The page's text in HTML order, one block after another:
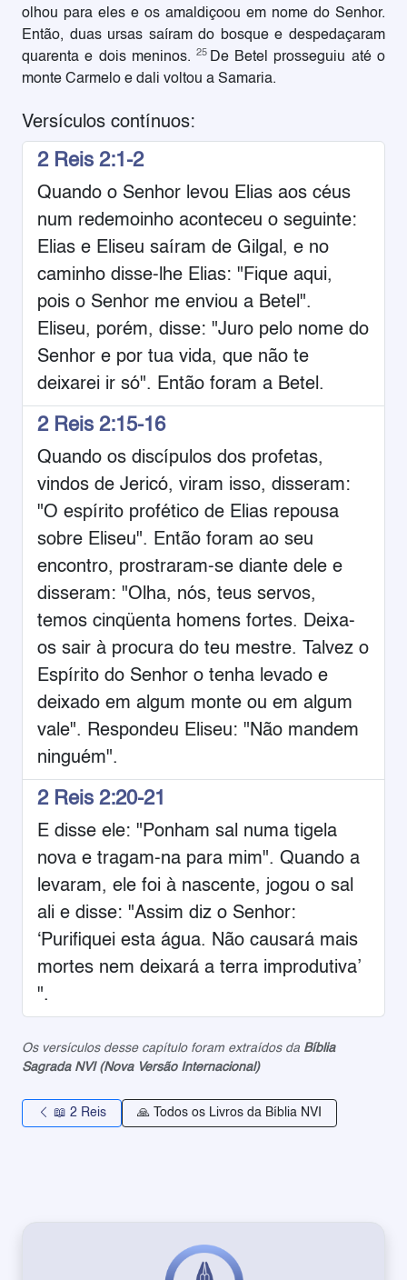
olhou para eles e os amaldiçoou em nome do Senhor.
Então, duas ursas saíram do bosque e despedaçaram
quarenta e dois meninos.25 De Betel prosseguiu até o
monte Carmelo e dali voltou a Samaria.
Versículos contínuos:
2 Reis 2:1-2
Quando o Senhor levou Elias aos céus
num redemoinho aconteceu o seguinte:
Elias e Eliseu saíram de Gilgal, e no
caminho disse-lhe Elias: "Fique aqui,
pois o Senhor me enviou a Betel".
Eliseu, porém, disse: "Juro pelo nome do
Senhor e por tua vida, que não te
deixarei ir só". Então foram a Betel.
2 Reis 2:15-16
Quando os discípulos dos profetas,
vindos de Jericó, viram isso, disseram:
"O espírito profético de Elias repousa
sobre Eliseu". Então foram ao seu
encontro, prostraram-se diante dele e
disseram: "Olha, nós, teus servos,
temos cinqüenta homens fortes. Deixa-
os sair à procura do teu mestre. Talvez o
Espírito do Senhor o tenha levado e
deixado em algum monte ou em algum
vale". Respondeu Eliseu: "Não mandem
ninguém".
2 Reis 2:20-21
E disse ele: "Ponham sal numa tigela
nova e tragam-na para mim". Quando a
levaram, ele foi à nascente, jogou o sal
ali e disse: "Assim diz o Senhor:
‘Purifiquei esta água. Não causará mais
mortes nem deixará a terra improdutiva’
".
Os versículos desse capítulo foram extraídos da Bíblia
Sagrada NVI (Nova Versão Internacional)
📖 2 Reis 🙏 Todos os Livros da Bíblia NVI